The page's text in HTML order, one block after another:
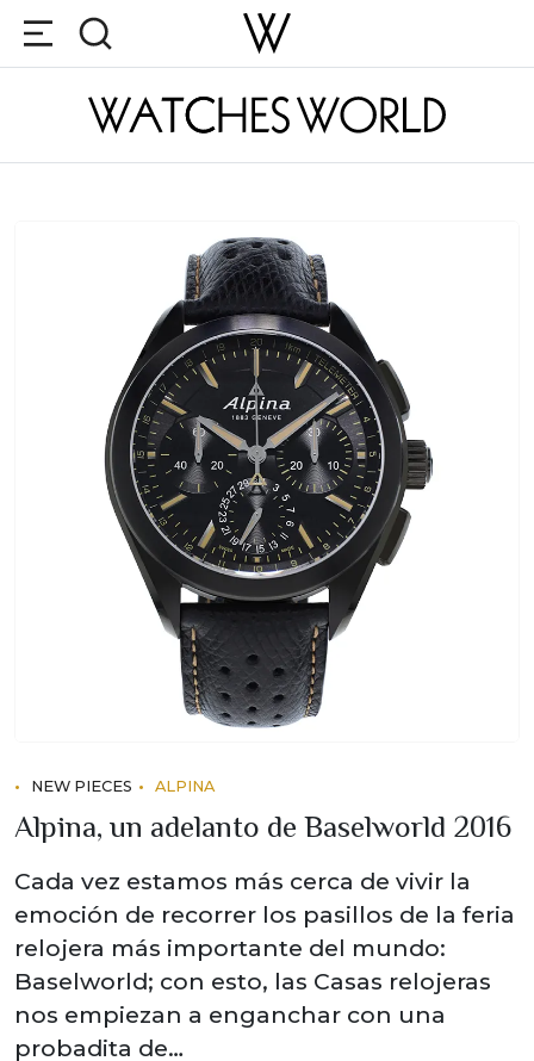
NEW PIECES ALPINA
Alpina, un adelanto de Baselworld 2016
Cada vez estamos más cerca de vivir la
emoción de recorrer los pasillos de la feria
relojera más importante del mundo:
Baselworld; con esto, las Casas relojeras
nos empiezan a enganchar con una
probadita de…